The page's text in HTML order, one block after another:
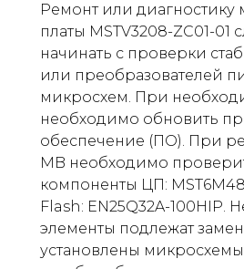
Ремонт или диагностику
платы MSTV3208-ZC01-01
начинать с проверки
или преобразователей
микросхем. При
необходимо обновить
обеспечение (ПО). При
MB необходимо
компоненты ЦП:
Flash: EN25Q32A-100HIP.
элементы подлежат
установлены микросхемы